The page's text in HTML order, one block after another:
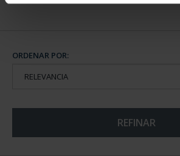
ORDENAR POR:
REFINAR